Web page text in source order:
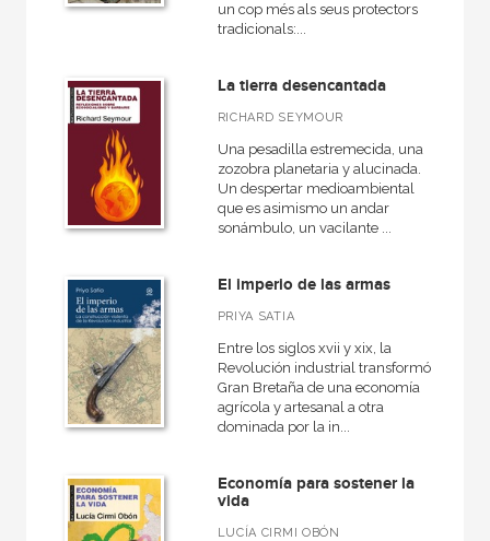
NUESTROS FORMATOS
Papel
Rústica
CATÁLOGOS PDF
un cop més als seus protectors
tradicionals:...
La tierra desencantada
RICHARD SEYMOUR
Una pesadilla estremecida, una
zozobra planetaria y alucinada.
Un despertar medioambiental
que es asimismo un andar
sonámbulo, un vacilante ...
El imperio de las armas
PRIYA SATIA
Entre los siglos xvii y xix, la
Revolución industrial transformó
Gran Bretaña de una economía
agrícola y artesanal a otra
dominada por la in...
Economía para sostener la
vida
LUCÍA CIRMI OBÓN